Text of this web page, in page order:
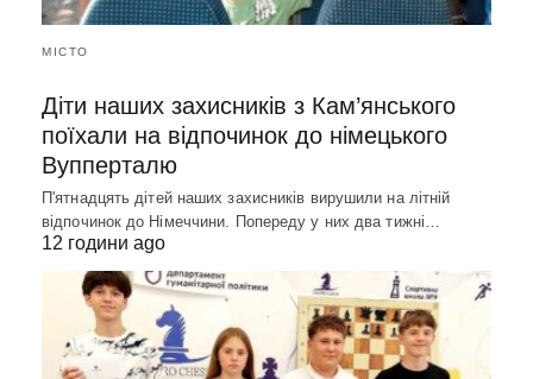
МІСТО
Діти наших захисників з Кам’янського
поїхали на відпочинок до німецького
Вупперталю
П'ятнадцять дітей наших захисників вирушили на літній
відпочинок до Німеччини. Попереду у них два тижні…
12 години ago